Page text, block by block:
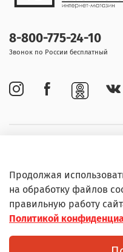
Информация
8-800-775-24-10
Звонок по России бесплатный
© Любое использование
Продолжая
на обработку файлов
правильную работу
Политикой